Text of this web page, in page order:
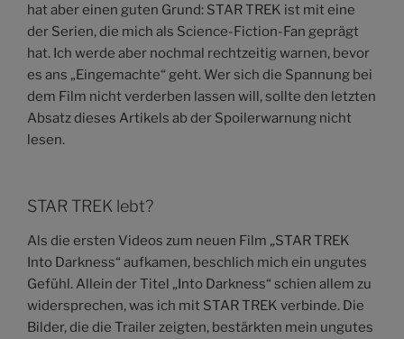
hat aber einen guten Grund: STAR TREK ist mit eine
der Serien, die mich als Science-Fiction-Fan geprägt
hat. Ich werde aber nochmal rechtzeitig warnen, bevor
es ans „Eingemachte“ geht. Wer sich die Spannung bei
dem Film nicht verderben lassen will, sollte den letzten
Absatz dieses Artikels ab der Spoilerwarnung nicht
lesen.
STAR TREK lebt?
Als die ersten Videos zum neuen Film „STAR TREK
Into Darkness“ aufkamen, beschlich mich ein ungutes
Gefühl. Allein der Titel „Into Darkness“ schien allem zu
widersprechen, was ich mit STAR TREK verbinde. Die
Bilder, die die Trailer zeigten, bestärkten mein ungutes